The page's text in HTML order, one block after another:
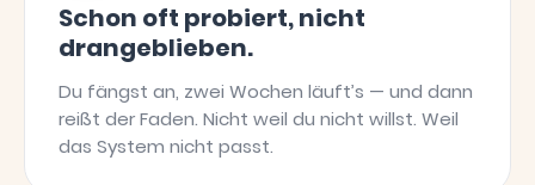
Schon oft probiert, nicht
drangeblieben.
Du fängst an, zwei Wochen läuft’s — und dann
reißt der Faden. Nicht weil du nicht willst. Weil
das System nicht passt.